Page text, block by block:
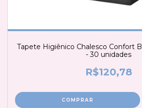
Tapete Higiênico Chalesco Confort
- 30 unidades
R$120,78